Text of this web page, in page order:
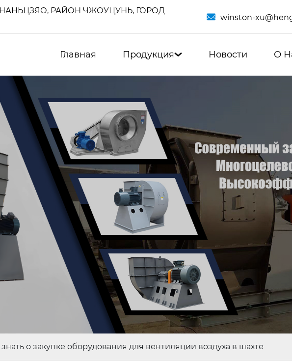
РАЙОН ЧЖОУЦУНЬ, ГОРОД
 winston-
Главная Продукция Новости О
о закупке оборудования для вентиляции воздуха в шахте